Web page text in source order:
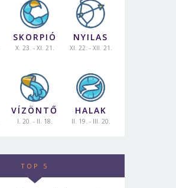
SKORPIÓ
X. 23. - XI. 21.
NYILAS
XI. 22. - XII. 21.
VÍZÖNTŐ
I. 20. - II. 18.
HALAK
II. 19. - III. 20.
TOP 5